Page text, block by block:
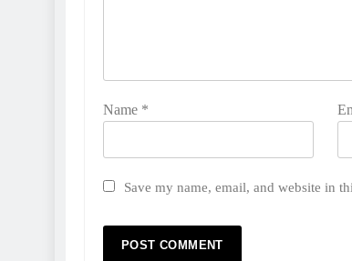
Name *
Save my name, email, and website in